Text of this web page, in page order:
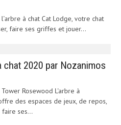
à chat Cat Lodge, votre chat
faire ses griffes et jouer...
chat 2020 par Nozanimos
Rosewood L'arbre à
des espaces de jeux, de repos,
ses...